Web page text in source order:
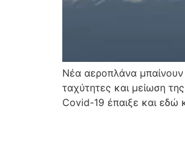
Νέα αεροπλάνα
ταχύτητες και μείωση
Covid-19 έπαιξε και εδώ